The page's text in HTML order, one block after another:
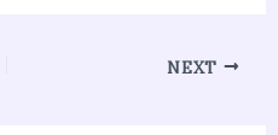
NEXT